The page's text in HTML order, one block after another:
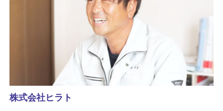
株式会社ヒラト